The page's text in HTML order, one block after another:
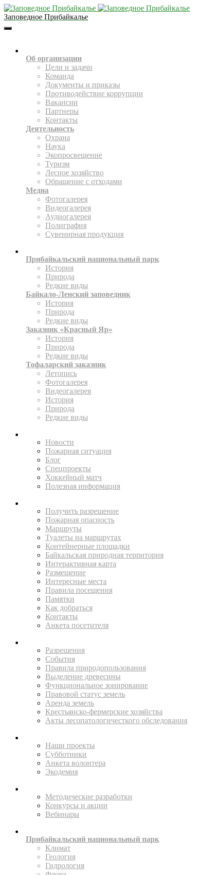
Заповедное Прибайкалье
Toggle
Об организации
Цели и задачи
Команда
Документы и приказы
Противодействие коррупции
Вакансии
Партнеры
Контакты
Деятельность
Охрана
Наука
Экопросвещение
Туризм
Лесное хозяйство
Обращение с отходами
Медиа
Фотогалерея
Видеогалерея
Аудиогалерея
Полиграфия
Сувенирная продукция
Прибайкальский национальный парк
История
Природа
Редкие виды
Байкало-Ленский заповедник
История
Природа
Редкие виды
Заказник «Красный Яр»
История
Природа
Редкие виды
Тофаларский заказник
Летопись
Фотогалерея
Видеогалерея
История
Природа
Редкие виды
Новости
Пожарная ситуация
Блог
Спецпроекты
Хоккейный матч
Полезная информация
Получить разрешение
Пожарная опасность
Маршруты
Туалеты на маршрутах
Контейнерные площадки
Байкальская природная территория
Интерактивная карта
Размещение
Интересные места
Правила посещения
Памятки
Как добраться
Контакты
Анкета посетителя
Разрешения
События
Правила природопользования
Выделение древесины
Функциональное зонирование
Правовой статус земель
Аренда земель
Крестьянско-фермерские хозяйства
Акты лесопатологичесткого обследования
Наши проекты
Субботники
Анкета волонтера
Экодемия
Методические разработки
Конкурсы и акции
Вебинары
Прибайкальский национальный парк
Климат
Геология
Гидрология